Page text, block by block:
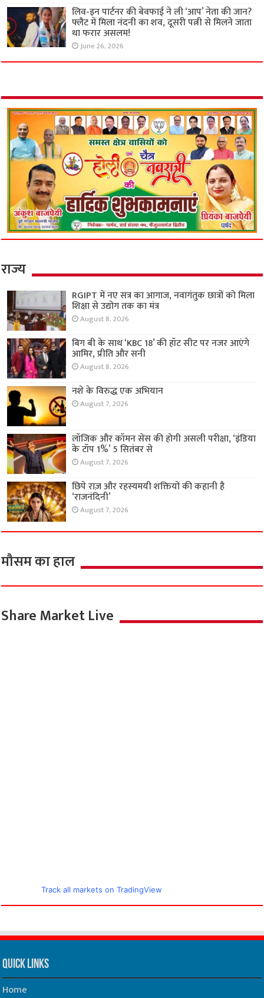
लिव-इन पार्टनर की बेवफाई ने ली ‘आप’ नेता की जान?
फ्लैट में मिला नंदनी का शव, दूसरी पत्नी से मिलने जाता
था फरार असलम!
June 26, 2026
राज्य
RGIPT में नए सत्र का आगाज, नवागंतुक छात्रों को मिला
शिक्षा से उद्योग तक का मंत्र
August 8, 2026
बिग बी के साथ ‘KBC 18’ की हॉट सीट पर नजर आएंगे
आमिर, प्रीति और सनी
August 8, 2026
नशे के विरुद्ध एक अभियान
August 7, 2026
लॉजिक और कॉमन सेंस की होगी असली परीक्षा, ‘इंडिया
के टॉप 1%’ 5 सितंबर से
August 7, 2026
छिपे राज़ और रहस्यमयी शक्तियों की कहानी है
‘राजनंदिनी’
August 7, 2026
मौसम का हाल
Share Market Live
Track all markets on TradingView
Quick Links
Home